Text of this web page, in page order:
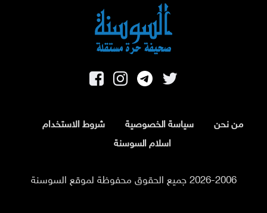
من نحن سياسة الخصوصية
شروط الاستخدام
اسلام السوسنة
2026-2006 جميع الحقوق محفوظة لموقع السوسنة